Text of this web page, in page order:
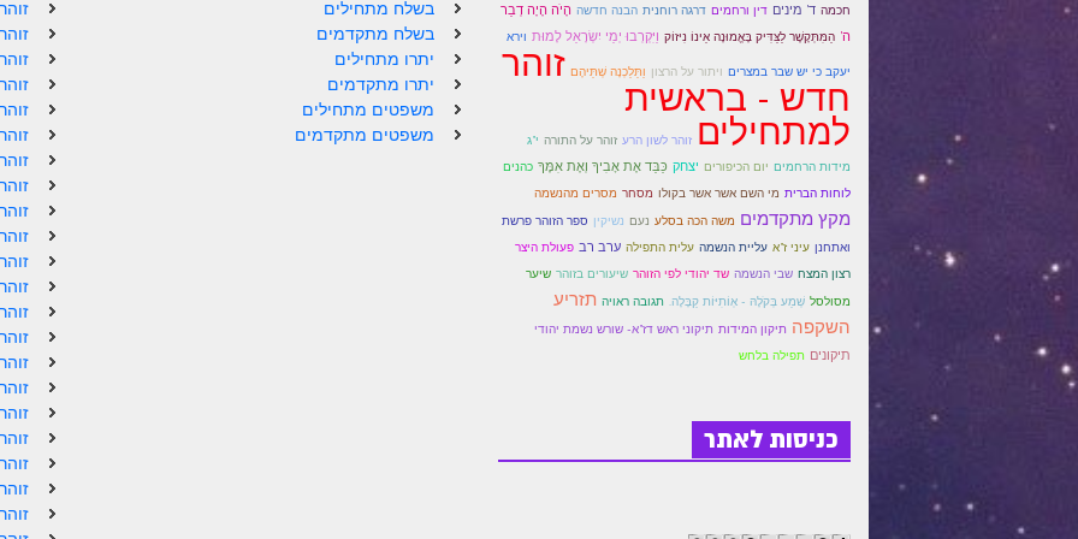
בשלח מתחילים
בשלח מתקדמים
יתרו מתחילים
יתרו מתקדמים
משפטים מתחילים
משפטים מתקדמים
חכמה ד' מינים דין ורחמים דרגה רוחנית הבנה חדשה הָיׂה הָיָה דְבַר
ה' הַמִּתְּקָשֶׁר לַצַּדִּיק בָּאֱמוּנָה אֵינוֹ נִיזוֹק וַיִּקְרְבוּ יְמֵי יִשְׂרָאֵל לָמוּת וירא
יעקב כי יש שבר במצרים ויתור על הרצון וַתֵּלַכְנָה שְׁתֵּיהֶם זוהר
חדש - בראשית
למתחילים זוהר לשון הרע זוהר על התורה י"ג
מידות הרחמים יום הכיפורים יצחק כַּבֵּד אֶת אָבִיךָ וְאֶת אִמֶּךָ כהנים
לוחות הברית מי השם אשר אשר בקולו מסחר מסרים מהנשמה
מקץ מתקדמים משה הכה בסלע נעם נשיקין ספר הזוהר פרשת
ואתחנן עיני ז"א עליית הנשמה עלית התפילה ערב רב פעולת היצר
רצון המצח שבי הנשמה שד יהודי לפי הזוהר שיעורים בזוהר שיער
מסולסל שְׁמַע בְּקֹלָהּ - אְוֹתִיּוֹת קַבָּלָה. תגובה ראויה תזריע
השקפה תיקון המידות תיקוני ראש דז"א- שורש נשמת יהודי
תיקונים תפילה בלחש
כניסות לאתר